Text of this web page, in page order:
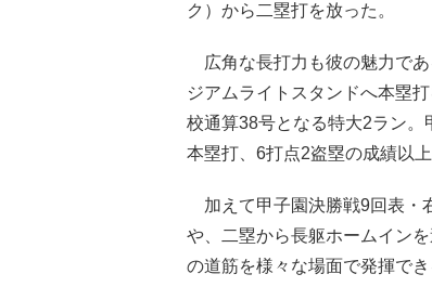
ク）から二塁打を放った。
広角な長打力も彼の魅力であ
ジアムライトスタンドへ本塁
校通算38号となる特大2ラン
本塁打、6打点2盗塁の成績以
加えて甲子園決勝戦9回表・
や、二塁から長躯ホームイン
の道筋を様々な場面で発揮で